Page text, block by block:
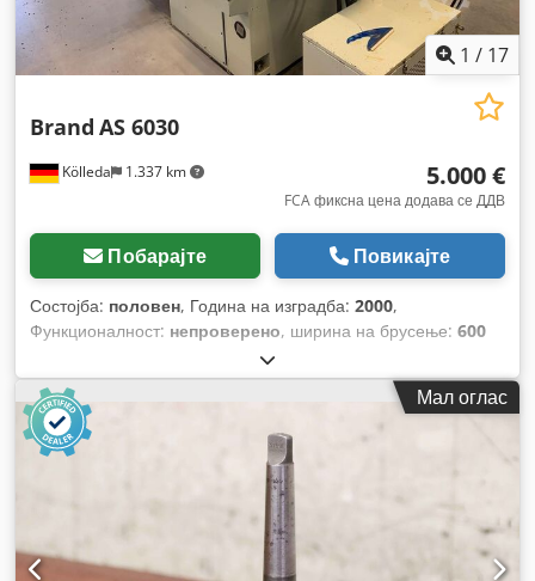
1 / 17
Kölleda 1.337 km
Brand AS 6030
5.000 €
FCA фиксна цена додава се ДДВ
Побарајте Повикајте
Состојба: половен, Година на изградба: 2000,
Функционалност: непроверено, ширина на брусење: 600
, максимална тежина на работното парче:
Мал оглас